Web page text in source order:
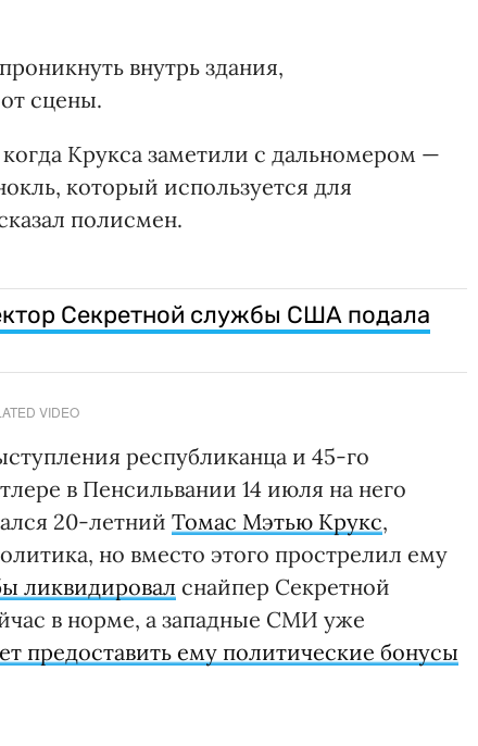
внутрь здания,
сцены.
Крукса заметили с дальномером —
который используется для
полисмен.
Секретной службы США подала
VIDEO
республиканца и 45-го
в Пенсильвании 14 июля на него
20-летний Томас Мэтью Крукс,
но вместо этого прострелил ему
ликвидировал снайпер Секретной
в норме, а западные СМИ уже
предоставить ему политические бонусы